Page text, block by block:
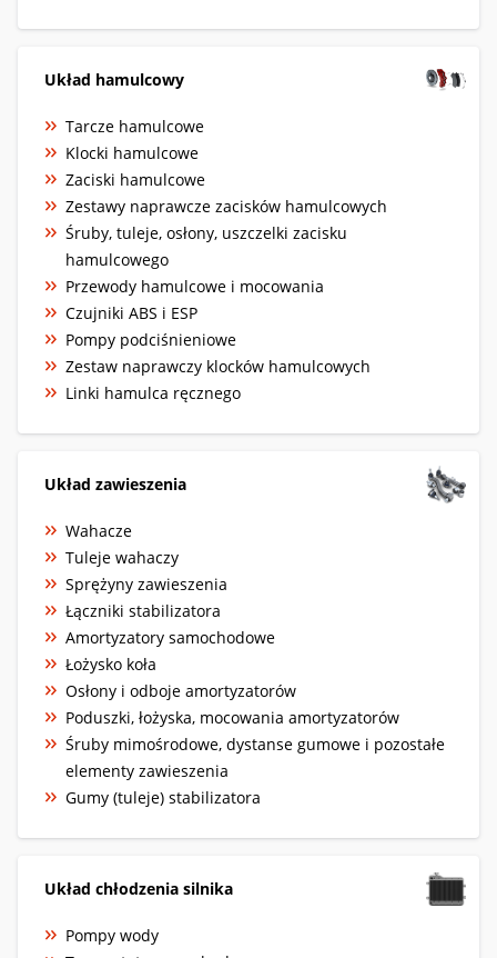
Układ hamulcowy
Tarcze hamulcowe
Klocki hamulcowe
Zaciski hamulcowe
Zestawy naprawcze zacisków hamulcowych
Śruby, tuleje, osłony, uszczelki zacisku
hamulcowego
Przewody hamulcowe i mocowania
Czujniki ABS i ESP
Pompy podciśnieniowe
Zestaw naprawczy klocków hamulcowych
Linki hamulca ręcznego
Układ zawieszenia
Wahacze
Tuleje wahaczy
Sprężyny zawieszenia
Łączniki stabilizatora
Amortyzatory samochodowe
Łożysko koła
Osłony i odboje amortyzatorów
Poduszki, łożyska, mocowania amortyzatorów
Śruby mimośrodowe, dystanse gumowe i pozostałe
elementy zawieszenia
Gumy (tuleje) stabilizatora
Układ chłodzenia silnika
Pompy wody